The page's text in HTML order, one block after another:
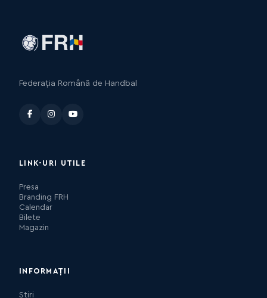
Federația Română de Handbal
LINK-URI UTILE
Presa
Branding FRH
Calendar
Bilete
Magazin
INFORMAȚII
Știri